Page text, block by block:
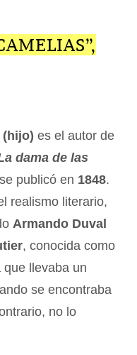
(hijo) es el autor de
dama de las
publicó en 1848.
realismo literario,
Armando Duval
, conocida como
llevaba un
se encontraba
no lo